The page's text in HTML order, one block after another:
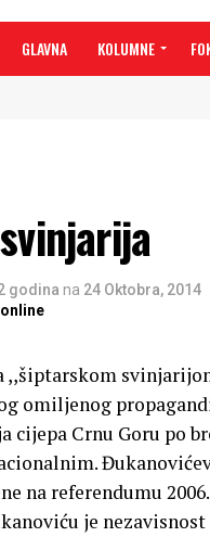
GLAVNA KOLUMNE
godina na 24 Oktobra, 2014
,,šiptarskom
omiljenog
cijepa Crnu Goru po
na referendumu
je